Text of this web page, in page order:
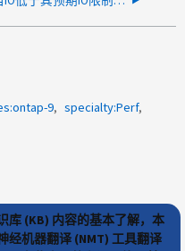
9
specialty:Perf
库 (KB) 内容的基本了解，本
经机器翻译 (NMT) 工具翻译